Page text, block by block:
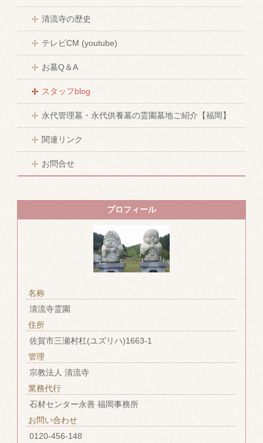
清流寺の歴史
テレビCM (youtube)
お墓Q＆A
スタッフblog
永代管理墓・永代供養墓の霊園墓地ご紹介【福岡】
関連リンク
お問合せ
プロフィール
名称
清流寺霊園
住所
佐賀市三瀬村杠(ユズリハ)1663-1
管理
宗教法人 清流寺
業務代行
石材センター永善 福岡事務所
お問い合わせ
0120-456-148